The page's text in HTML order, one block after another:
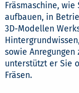
Fräsmaschine,
aufbauen, in
3D-Modellen
sowie
unterstützt er Sie
Fräsen.